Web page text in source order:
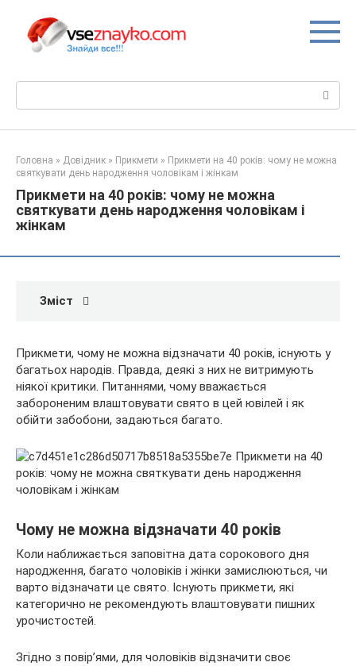
вмісту
Головна » Довідник » Прикмети » Прикмети на 40 років: чому не можна
святкувати день народження чоловікам і жінкам
Прикмети на 40 років: чому не можна
святкувати день народження чоловікам і
жінкам
Зміст
Прикмети, чому не можна відзначати 40 років, існують у
багатьох народів. Правда, деякі з них не витримують
ніякої критики. Питаннями, чому вважається
забороненим влаштовувати свято в цей ювілей і як
обійти забобони, задаються багато.
Чому не можна відзначати 40 років
Коли наближається заповітна дата сорокового дня
народження, багато чоловіків і жінки замислюються, чи
варто відзначати це свято. Існують прикмети, які
категорично не рекомендують влаштовувати пишних
урочистостей.
Згідно з повір’ями, для чоловіків відзначити своє